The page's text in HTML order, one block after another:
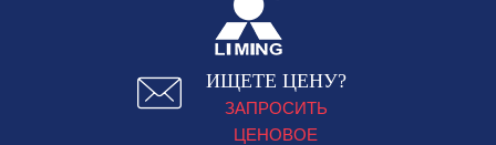
ИЩЕТЕ ЦЕНУ?
ЗАПРОСИТЬ
ЦЕНОВОЕ